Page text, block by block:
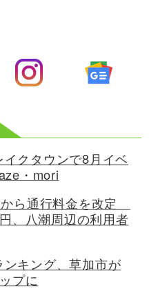
イクタウンで8月イベ
・mori
から通行料金を改定
、八潮周辺の利用者
キング、草加市が
プに